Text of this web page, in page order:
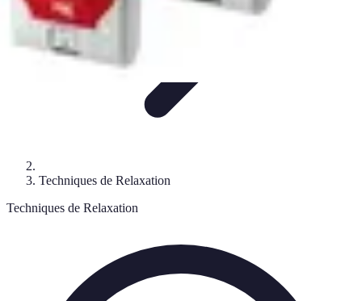
Techniques de Relaxation
Techniques de Relaxation